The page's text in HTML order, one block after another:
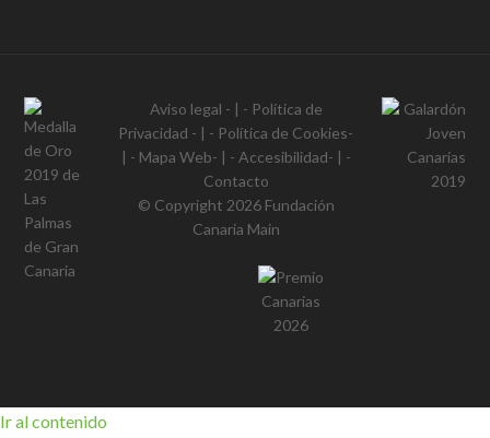
Aviso legal - | - Política de
Privacidad - | - Política de Cookies-
| - Mapa Web- | - Accesibilidad- | -
Contacto
© Copyright 2026 Fundación
Canaria Main
Ir al contenido